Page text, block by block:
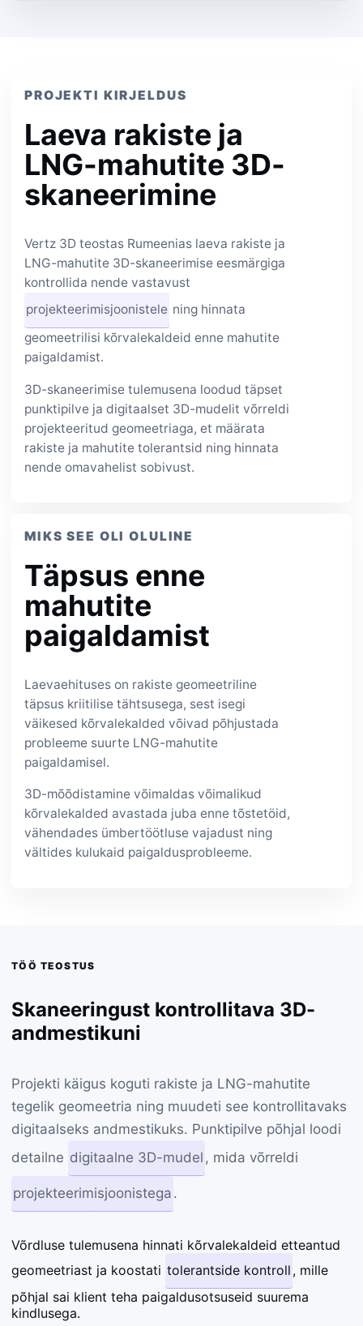
PROJEKTI KIRJELDUS
Laeva rakiste ja
LNG-mahutite 3D-
skaneerimine
Vertz 3D teostas Rumeenias laeva rakiste ja
LNG-mahutite 3D-skaneerimise eesmärgiga
kontrollida nende vastavust
projekteerimisjoonistele ning hinnata
geomeetrilisi kõrvalekaldeid enne mahutite
paigaldamist.
3D-skaneerimise tulemusena loodud täpset
punktipilve ja digitaalset 3D-mudelit võrreldi
projekteeritud geomeetriaga, et määrata
rakiste ja mahutite tolerantsid ning hinnata
nende omavahelist sobivust.
MIKS SEE OLI OLULINE
Täpsus enne
mahutite
paigaldamist
Laevaehituses on rakiste geomeetriline
täpsus kriitilise tähtsusega, sest isegi
väikesed kõrvalekalded võivad põhjustada
probleeme suurte LNG-mahutite
paigaldamisel.
3D-mõõdistamine võimaldas võimalikud
kõrvalekalded avastada juba enne tõstetöid,
vähendades ümbertöötluse vajadust ning
vältides kulukaid paigaldusprobleeme.
TÖÖ TEOSTUS
Skaneeringust kontrollitava 3D-
andmestikuni
Projekti käigus koguti rakiste ja LNG-mahutite
tegelik geomeetria ning muudeti see kontrollitavaks
digitaalseks andmestikuks. Punktipilve põhjal loodi
detailne digitaalne 3D-mudel , mida võrreldi
projekteerimisjoonistega .
Võrdluse tulemusena hinnati kõrvalekaldeid etteantud
geomeetriast ja koostati tolerantside kontroll , mille
põhjal sai klient teha paigaldusotsuseid suurema
kindlusega.